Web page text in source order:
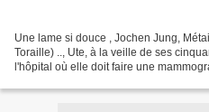
Une lame si douce , Jochen Jung,
Toraille) .., Ute, à la veille de ses
l'hôpital où elle doit faire une